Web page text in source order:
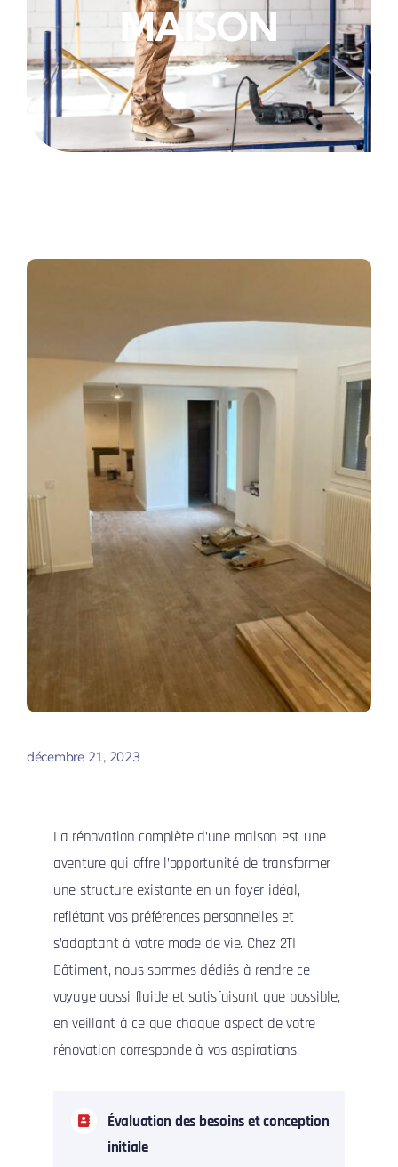
CONTACT
MAISON
décembre 21, 2023
La rénovation complète d’une maison est une
aventure qui offre l’opportunité de transformer
une structure existante en un foyer idéal,
reflétant vos préférences personnelles et
s’adaptant à votre mode de vie. Chez 2TI
Bâtiment, nous sommes dédiés à rendre ce
voyage aussi fluide et satisfaisant que possible,
en veillant à ce que chaque aspect de votre
rénovation corresponde à vos aspirations.
Évaluation des besoins et conception
initiale